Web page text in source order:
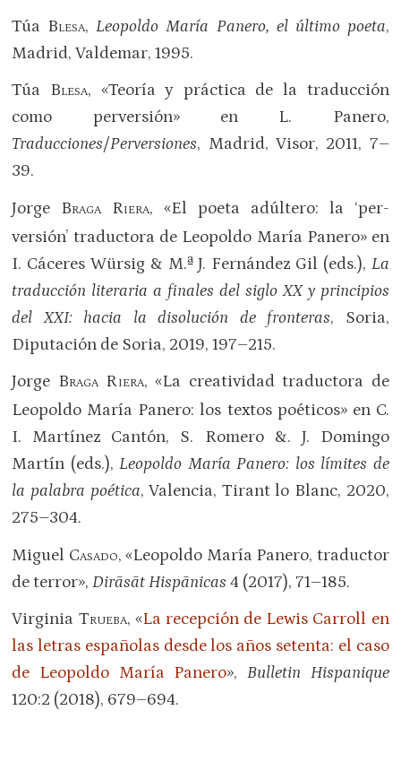
Túa Blesa,Leopoldo María Panero, el último poeta,
Madrid, Valdemar, 1995.
Túa Blesa, «Teoría y práctica de la traducción
como perversión» en L. Panero,
Traducciones/Perversiones, Madrid, Visor, 2011, 7–
39.
Jorge BRAGARIERA, «El poeta adúltero: la ‘per-
versión’ traductora de Leopoldo María Panero» en
I. Cáceres Würsig & M.ª J. Fernández Gil (eds.), La
traducción literaria a finales del siglo XX y principios
del XXI: hacia la disolución de fronteras, Soria,
Diputación de Soria, 2019, 197–215.
Jorge BRAGARIERA, «La creatividad traductora de
Leopoldo María Panero: los textos poéticos» en C.
I. Martínez Cantón, S. Romero &. J. Domingo
Martín (eds.),Leopoldo María Panero: los límites de
la palabra poética, Valencia, Tirant lo Blanc, 2020,
275–304.
Miguel Casado, «Leopoldo María Panero, traductor
de terror»,Dirāsāt Hispānicas 4 (2017), 71–185.
Virginia Trueba, «La recepción de Lewis Carroll en
las letras españolas desde los años setenta: el caso
de Leopoldo María Panero», Bulletin Hispanique
120:2 (2018), 679–694.